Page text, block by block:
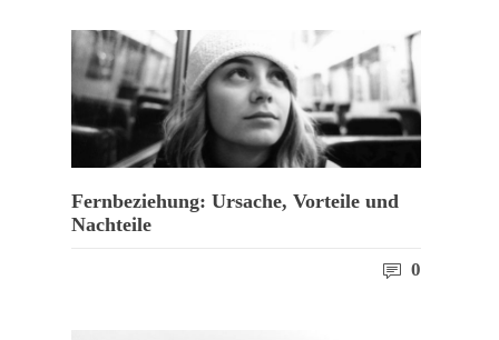
Fernbeziehung: Ursache, Vorteile und
Nachteile
0